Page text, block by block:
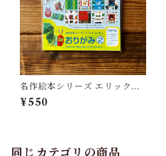
名作絵本シリーズ エリック・
カール おりがみ
¥550
同じカテゴリの商品